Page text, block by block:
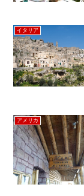
イタリア
アメリカ